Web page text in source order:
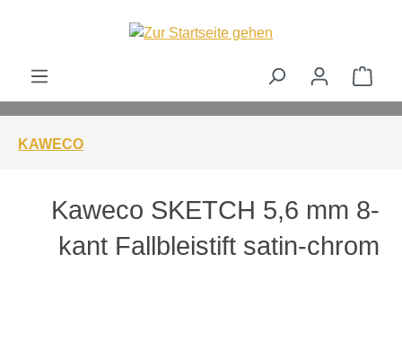
KAWECO
Kaweco SKETCH 5,6 mm 8-
kant Fallbleistift satin-chrom